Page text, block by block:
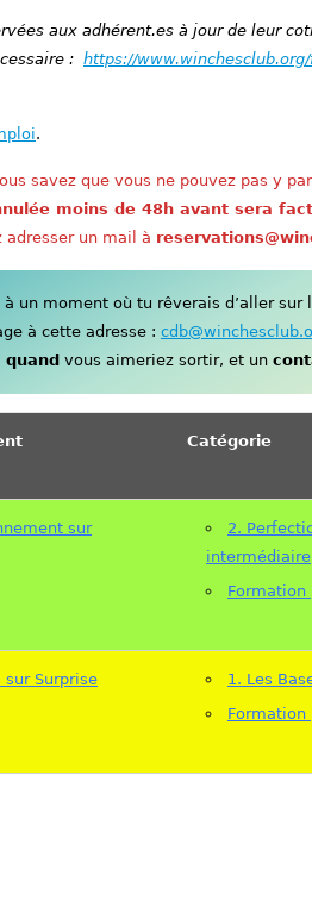
aux adhérent.es à jour de leur
: https://
.
savez que vous ne pouvez pas y
moins de 48h avant sera
un mail à
un moment où tu rêverais d’aller sur
à cette adresse :
quand vous aimeriez sortir, et un
Catégorie
sur
2.
intermédiaire
Formation
sur Surprise
1. Les
Formation